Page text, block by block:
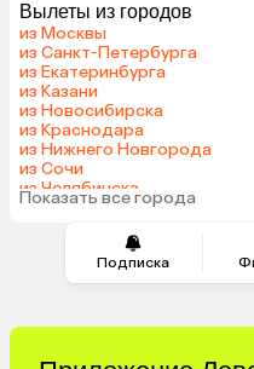
Подписка
Беларусь
Шри-Ланка
Азербайджан
Катар
Гонконг
Таджикистан
Вылеты из городов
из Москвы
из Санкт-Петербурга
из Екатеринбурга
из Казани
из Новосибирска
из Краснодара
из Нижнего Новгорода
из Сочи
из Челябинска
из Тюмени
Показать все города